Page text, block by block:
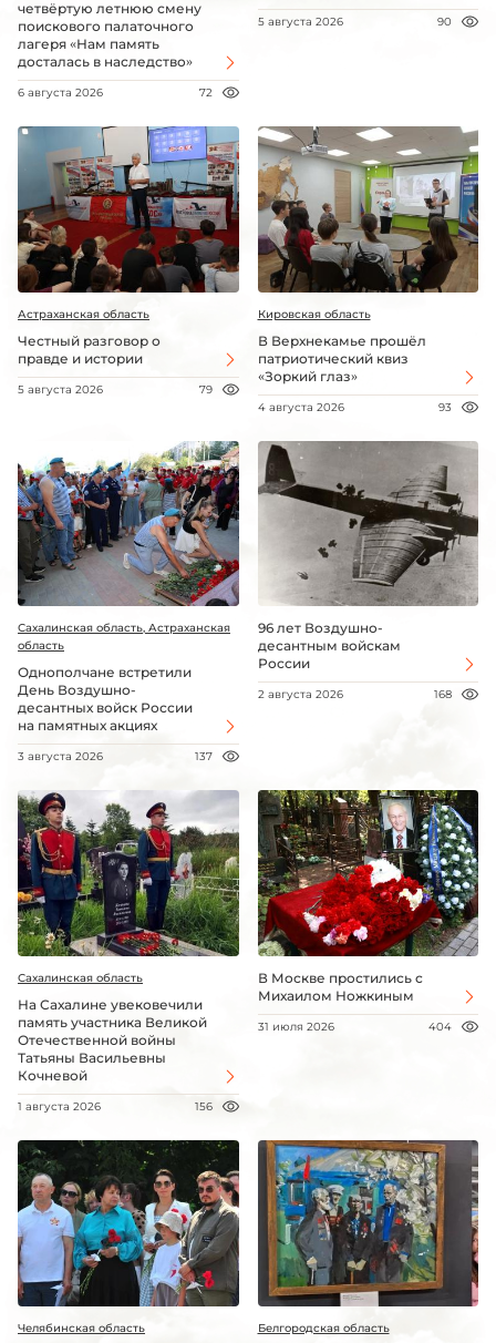
четвёртую летнюю смену
поискового палаточного
лагеря «Нам память
досталась в наследство»
6 августа 2026 72
5 августа 2026 90
Астраханская область
Честный разговор о
правде и истории
5 августа 2026 79
Кировская область
В Верхнекамье прошёл
патриотический квиз
«Зоркий глаз»
4 августа 2026 93
Сахалинская область, Астраханская
область
Однополчане встретили
День Воздушно-
десантных войск России
на памятных акциях
3 августа 2026 137
96 лет Воздушно-
десантным войскам
России
2 августа 2026 168
Сахалинская область
На Сахалине увековечили
память участника Великой
Отечественной войны
Татьяны Васильевны
Кочневой
1 августа 2026 156
В Москве простились с
Михаилом Ножкиным
31 июля 2026 404
Челябинская область Белгородская область